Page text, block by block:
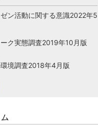
ン活動に関する意識2022年5
ク実態調査2019年10月版
境調査2018年4月版